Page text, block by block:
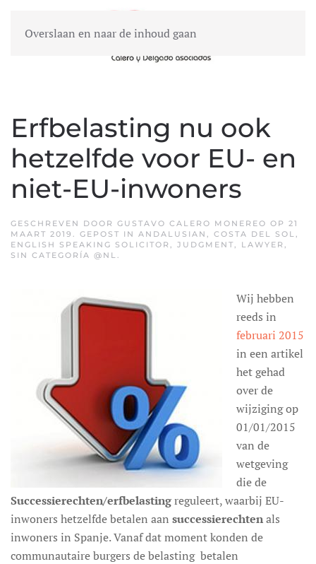
Overslaan en naar de inhoud gaan
MENU
Erfbelasting nu ook
hetzelfde voor EU- en
niet-EU-inwoners
GESCHREVEN DOOR GUSTAVO CALERO MONEREO OP 21
MAART 2019 . GEPOST IN ANDALUSIAN , COSTA DEL SOL,
ENGLISH SPEAKING SOLICITOR , JUDGMENT, LAWYER ,
SIN CATEGORÍA @NL.
Wij hebben
reeds in
februari 2015
in een artikel
het gehad
over de
wijziging op
01/01/2015
van de
wetgeving
die de
Successierechten/erfbelastingreguleert, waarbij EU-
inwoners hetzelfde betalen aan successierechtenals
inwoners in Spanje. Vanaf dat moment konden de
communautaire burgers de belasting betalen